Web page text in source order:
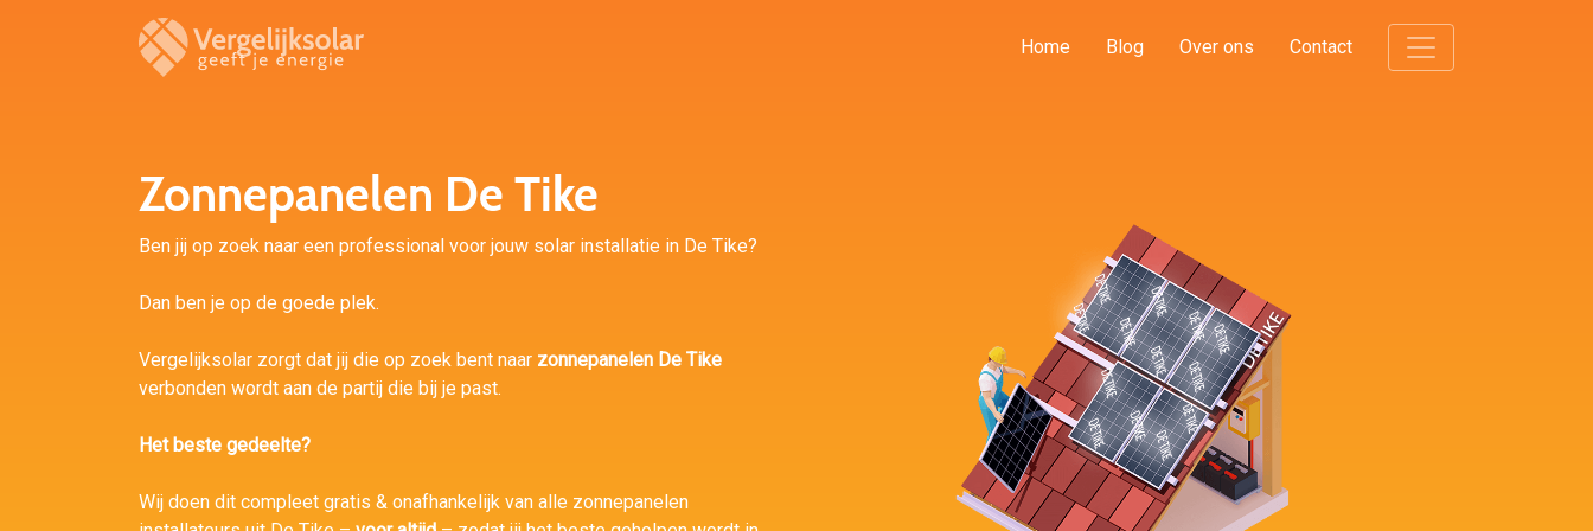
Home Blog Over ons Contact
Zonnepanelen De Tike
Ben jij op zoek naar een professional voor jouw solar installatie in De Tike?
Dan ben je op de goede plek.
Vergelijksolar zorgt dat jij die op zoek bent naar zonnepanelen De Tike
verbonden wordt aan de partij die bij je past.
Het beste gedeelte?
Wij doen dit compleet gratis & onafhankelijk van alle zonnepanelen